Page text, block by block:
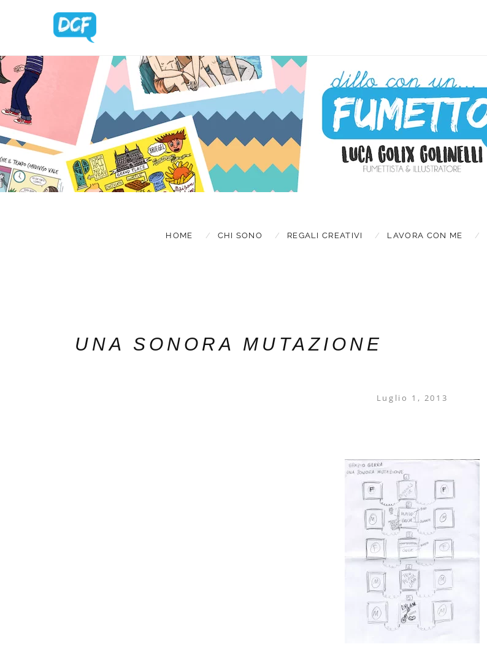
BLOG UPDATES
HOME CHI SONO REGALI CREATIVI LAVORA CON ME
UNA SONORA MUTAZIONE
Luglio 1, 2013